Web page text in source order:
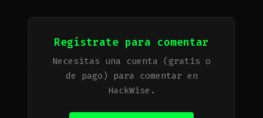
Regístrate para comentar
Necesitas una cuenta (gratis o
de pago) para comentar en
HackWise.